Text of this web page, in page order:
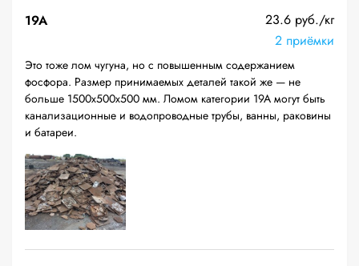
19A
23.6 руб./кг
2 приёмки
Это тоже лом чугуна, но с повышенным содержанием
фосфора. Размер принимаемых деталей такой же — не
больше 1500х500х500 мм. Ломом категории 19А могут быть
канализационные и водопроводные трубы, ванны, раковины
и батареи.